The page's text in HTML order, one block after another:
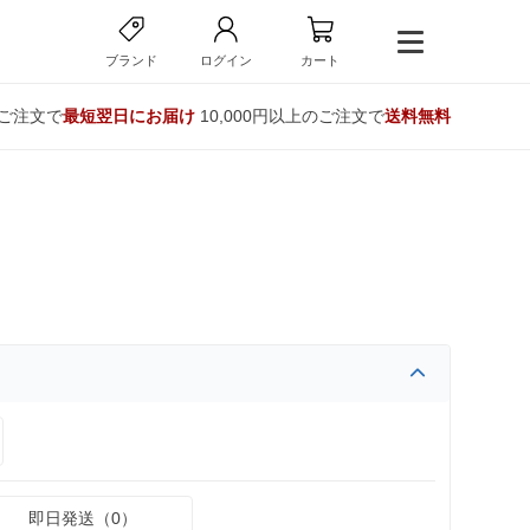
ブランド ログイン カート
注文で最短翌日にお届け10,000円以上のご注文で送料無料
即日発送（0）